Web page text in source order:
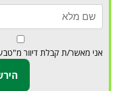
אני מאשר/ת קבלת דיוור